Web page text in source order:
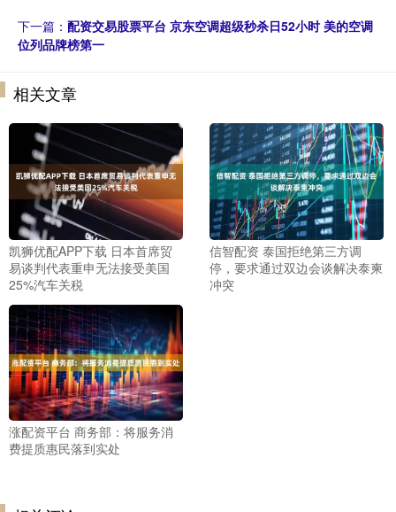
下一篇： 配资交易股票平台 京东空调超级秒杀日52小时 美的空调
位列品牌榜第一
相关文章
凯狮优配APP下载 日本首席贸
易谈判代表重申无法接受美国
25%汽车关税
信智配资 泰国拒绝第三方调
停，要求通过双边会谈解决泰柬
冲突
涨配资平台 商务部：将服务消
费提质惠民落到实处